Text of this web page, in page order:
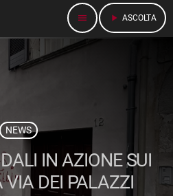
menu play_arrow ASCOLTA
NEWS
IN AZIONE SUI
VIA DEI PALAZZI